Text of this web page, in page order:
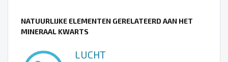
NATUURLIJKE ELEMENTEN GERELATEERD AAN HET
MINERAAL KWARTS
LUCHT